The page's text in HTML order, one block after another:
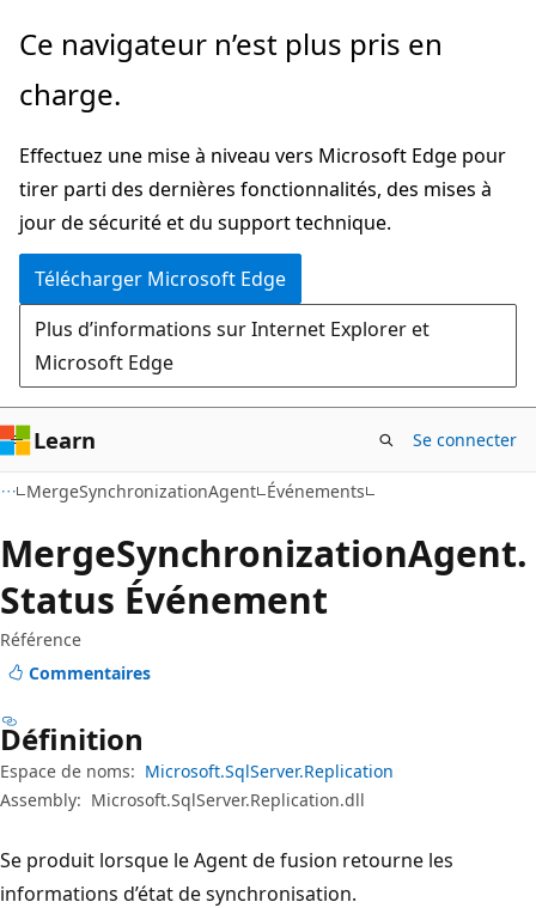
Passer
directement
au
principal
Passer
la
dans
la
page
Ce navigateur n’est plus pris en
charge.
Effectuez une mise à niveau vers Microsoft Edge pour
tirer parti des dernières fonctionnalités, des mises à
jour de sécurité et du support technique.
Télécharger Microsoft Edge
Plus d’informations sur Internet Explorer et
Microsoft Edge
Learn Se connecter
MergeSynchronizationAgent Événements
MergeSynchronizationAgent.
Status Événement
Référence
Commentaires
Définition
Espace de noms: Microsoft.SqlServer.Replication
Assembly: Microsoft.SqlServer.Replication.dll
Se produit lorsque le Agent de fusion retourne les
informations d’état de synchronisation.